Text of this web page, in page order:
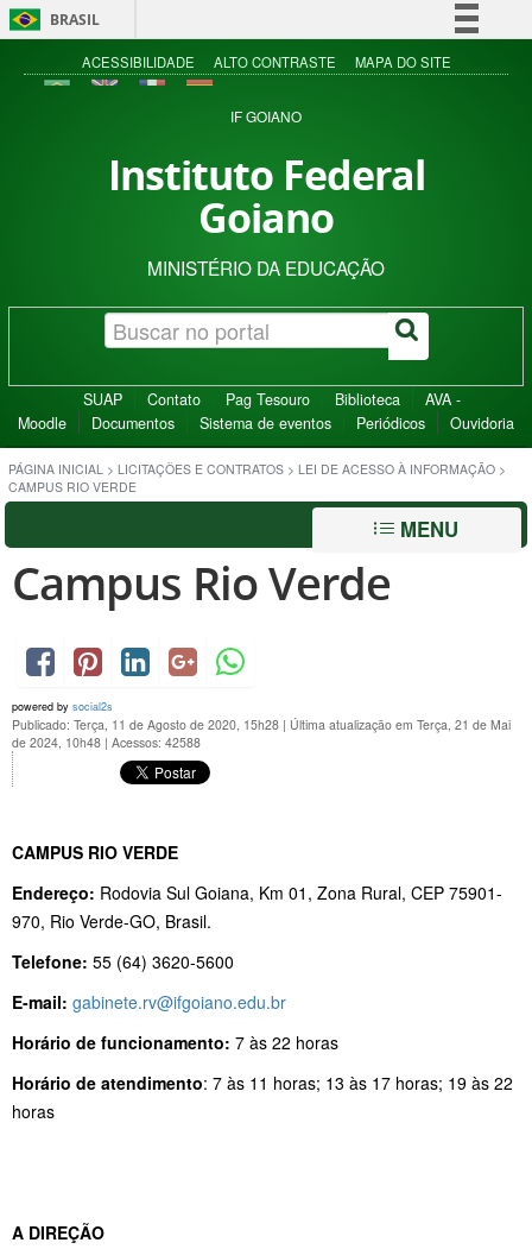
BRASIL
Simplifique!
Acesso à informação
ACESSIBILIDADE ALTO CONTRASTE MAPA DO SITE
IF GOIANO
Instituto Federal
Goiano
MINISTÉRIO DA EDUCAÇÃO
SUAP Contato Pag Tesouro Biblioteca
AVA -
Moodle
Documentos Sistema de eventos Periódicos Ouvidoria
PÁGINA INICIAL > LICITAÇÕES E CONTRATOS > LEI DE ACESSO À INFORMAÇÃO >
CAMPUS RIO VERDE
MENU
Campus Rio Verde
powered by social2s
Publicado: Terça, 11 de Agosto de 2020, 15h28 | Última atualização em Terça, 21 de Mai
de 2024, 10h48 | Acessos: 42588
CAMPUS RIO VERDE
Endereço: Rodovia Sul Goiana, Km 01, Zona Rural, CEP 75901-
970, Rio Verde-GO, Brasil.
Telefone: 55 (64) 3620-5600
E-mail: gabinete.rv@ifgoiano.edu.br
Horário de funcionamento: 7 às 22 horas
Horário de atendimento: 7 às 11 horas; 13 às 17 horas; 19 às 22
horas
A DIREÇÃO